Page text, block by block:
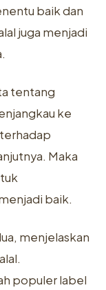
baik dan
juga menjadi
tentang
ke
Maka
baik.
menjelaskan
populer label